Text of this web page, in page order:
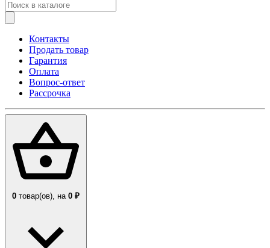
Контакты
Продать товар
Гарантия
Оплата
Вопрос-ответ
Рассрочка
0 товар(ов), на 0 ₽